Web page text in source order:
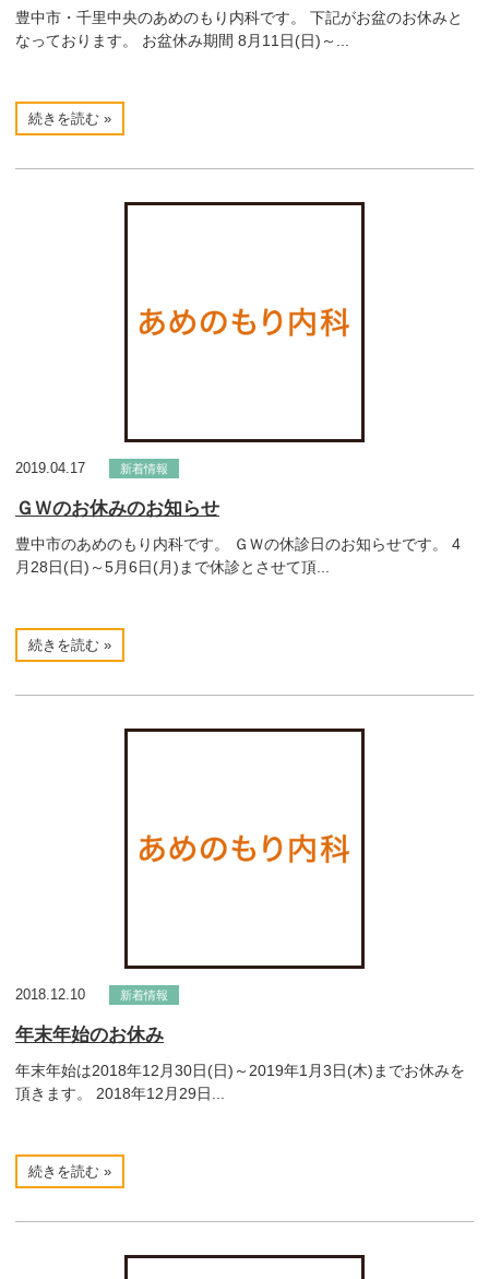
豊中市・千里中央のあめのもり内科です。 下記がお盆のお休みと
なっております。 お盆休み期間 8月11日(日)～...
続きを読む »
2019.04.17 新着情報
ＧＷのお休みのお知らせ
豊中市のあめのもり内科です。 ＧＷの休診日のお知らせです。 4
月28日(日)～5月6日(月)まで休診とさせて頂...
続きを読む »
2018.12.10 新着情報
年末年始のお休み
年末年始は2018年12月30日(日)～2019年1月3日(木)までお休みを
頂きます。 2018年12月29日...
続きを読む »